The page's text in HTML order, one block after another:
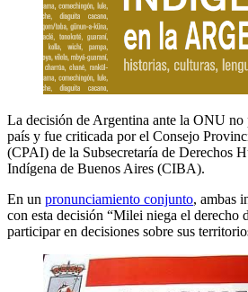
La decisión de Argentina ante la ONU no
país y fue criticada por el Consejo
(CPAI) de la Subsecretaría de Derechos
Indígena de Buenos Aires (CIBA).
En un pronunciamiento conjunto, ambas
con esta decisión “Milei niega el derecho
participar en decisiones sobre sus